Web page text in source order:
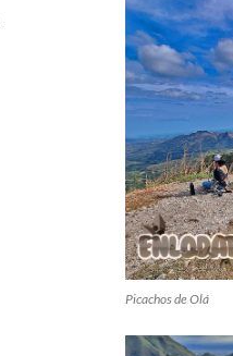
Picachos de Olá